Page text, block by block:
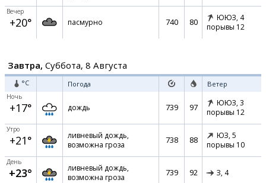
Вечер
+20° пасмурно 740 80 ЮЮЗ, 4
порывы 12
Завтра, Суббота, 8 Августа
°C Погода Ветер
Ночь
+17° дождь 739 97 ЮЮЗ, 3
порывы 12
Утро
+21°
ливневый дождь,
возможна гроза
738 88 ЮЗ, 5
порывы 10
День
+23°
ливневый дождь,
возможна гроза
739 92 З, 4